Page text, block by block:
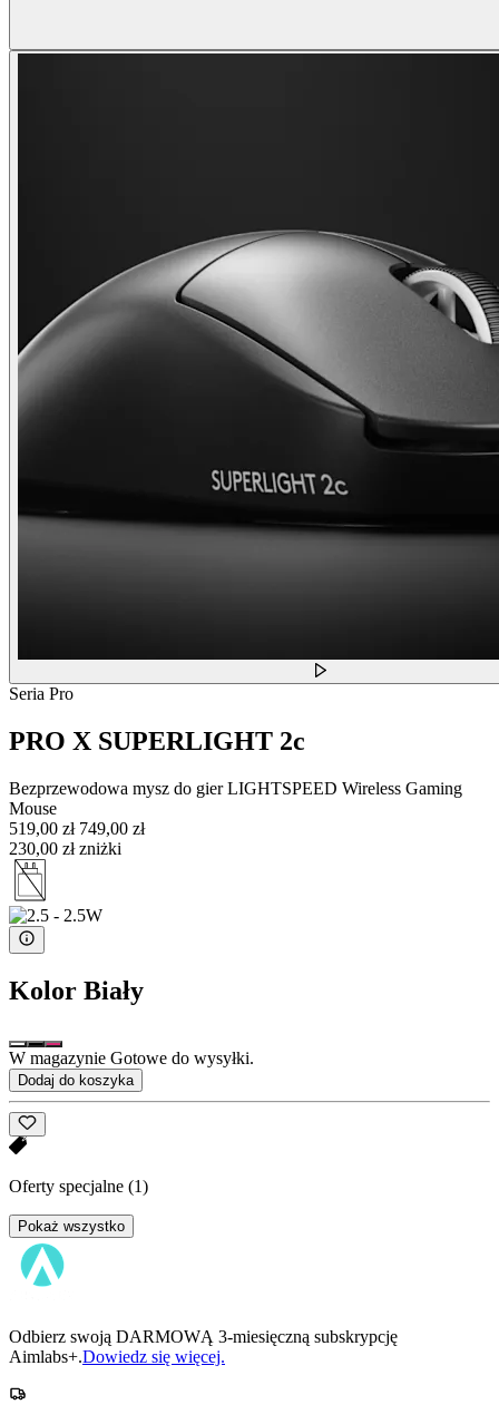
Seria Pro
PRO X SUPERLIGHT 2c
Bezprzewodowa mysz do gier LIGHTSPEED Wireless Gaming
Mouse
519,00 zł 749,00 zł
230,00 zł zniżki
Kolor Biały
W magazynie Gotowe do wysyłki.
Dodaj do koszyka
Oferty specjalne (1)
Pokaż wszystko
Odbierz swoją DARMOWĄ 3-miesięczną subskrypcję
Aimlabs+.Dowiedz się więcej.